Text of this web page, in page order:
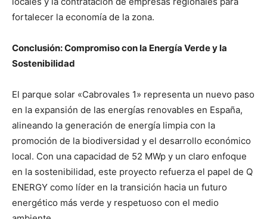
fortalecer la economía de la zona.
Conclusión: Compromiso con la Energía Verde y la
Sostenibilidad
El parque solar «Cabrovales 1» representa un nuevo paso
en la expansión de las energías renovables en España,
alineando la generación de energía limpia con la
promoción de la biodiversidad y el desarrollo económico
local. Con una capacidad de 52 MWp y un claro enfoque
en la sostenibilidad, este proyecto refuerza el papel de Q
ENERGY como líder en la transición hacia un futuro
energético más verde y respetuoso con el medio